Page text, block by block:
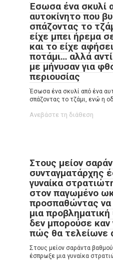
Έσωσα ένα σκυλί
αυτοκίνητο που
σπάζοντας το
είχε μπει ήρεμα
και το είχε
ποτάμι… αλλά
με μήνυσαν για
περιουσίας
Έσωσα ένα σκυλί από ένα
σπάζοντας το τζάμι, ενώ η
Ανεβάστε τη διάθεση
Στους μείον
συνταγματάρχης
γυναίκα
στον παγωμένο
προσπαθώντας να
μια
δεν μπορούσε καν
πώς θα τελείωνε
Στους μείον σαράντα
έσπρωξε μια γυναίκα